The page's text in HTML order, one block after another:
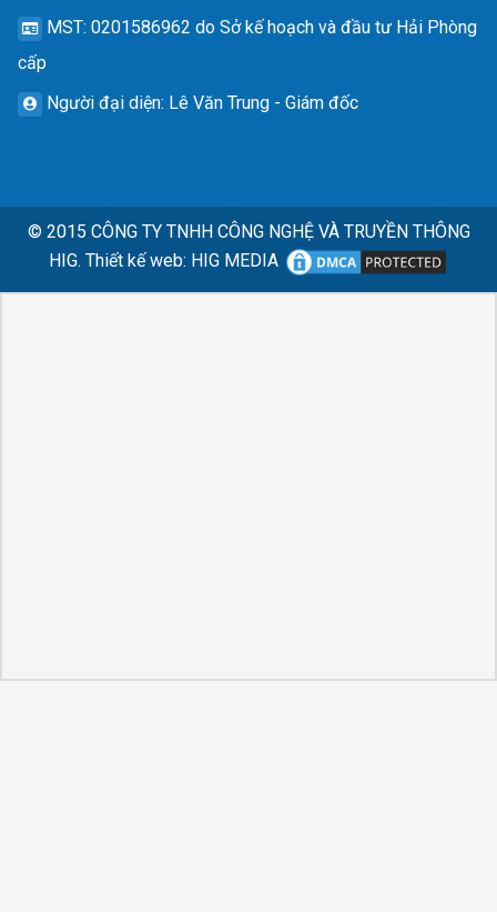
MST: 0201586962 do Sở kế hoạch và đầu tư Hải Phòng
cấp
Người đại diện: Lê Văn Trung - Giám đốc
© 2015 CÔNG TY TNHH CÔNG NGHỆ VÀ TRUYỀN THÔNG
HIG. Thiết kế web: HIG MEDIA